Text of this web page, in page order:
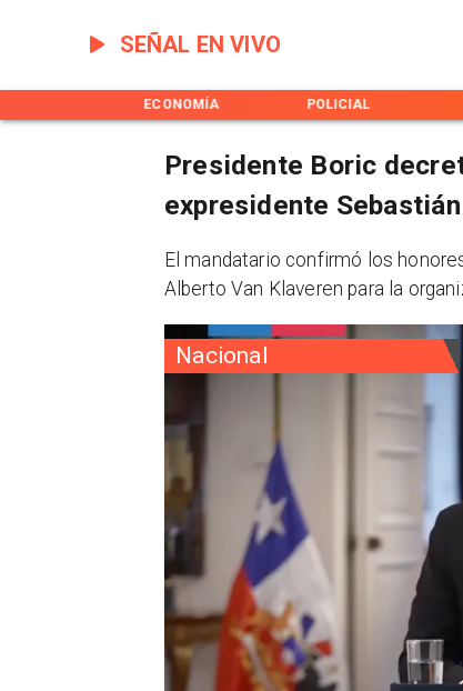
SEÑAL EN VIVO
ECONOMÍA POLICIAL
Nacional
Presidente Boric
expresidente
​El mandatario confirmó los
Alberto Van Klaveren para la